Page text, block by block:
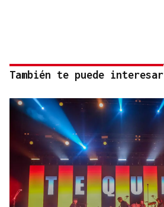
También te puede interesar